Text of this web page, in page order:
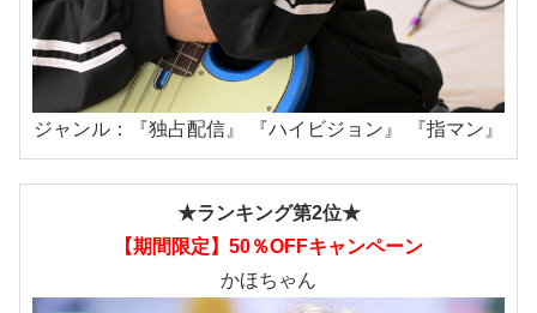
ジャンル：『独占配信』 『ハイビジョン』 『指マン』
★ランキング第2位★
【期間限定】50％OFFキャンペーン
かほちゃん